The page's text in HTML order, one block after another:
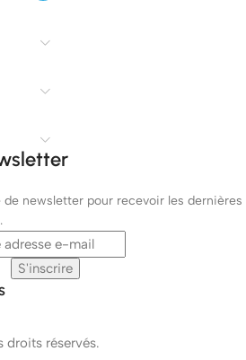
newsletter pour recevoir les dernières
réservés.